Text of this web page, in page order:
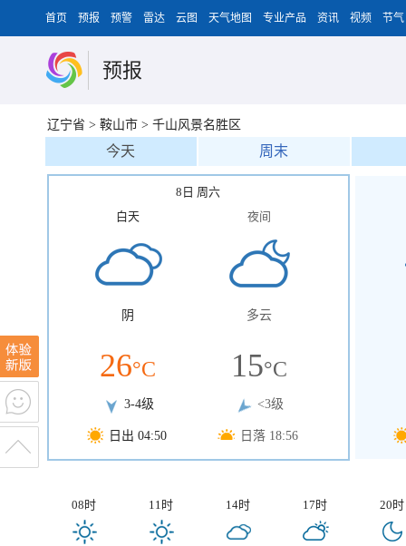
首页 预报 预警 雷达 云图 天气地图 专业产品 资讯 视频 节气
预报
辽宁省 > 鞍山市 > 千山风景名胜区
今天 周末
8日 周六
白天
阴
26°C
3-4级
日出 04:50
夜间
多云
15°C
<3级
日落 18:56
08时 11时 14时 17时 20时